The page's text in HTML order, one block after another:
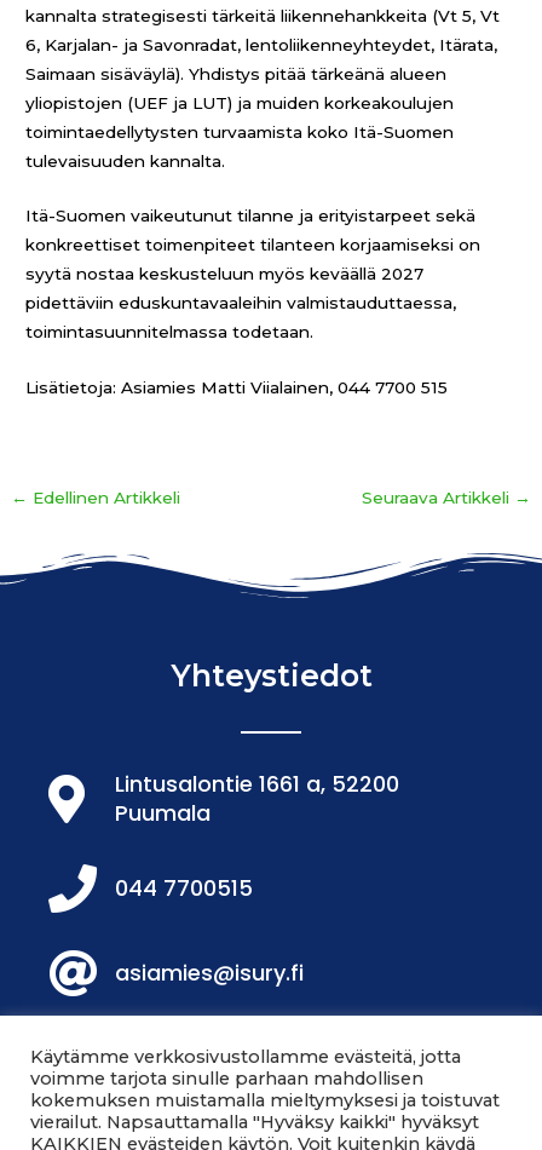
kannalta strategisesti tärkeitä liikennehankkeita (Vt 5, Vt
6, Karjalan- ja Savonradat, lentoliikenneyhteydet, Itärata,
Saimaan sisäväylä). Yhdistys pitää tärkeänä alueen
yliopistojen (UEF ja LUT) ja muiden korkeakoulujen
toimintaedellytysten turvaamista koko Itä-Suomen
tulevaisuuden kannalta.
Itä-Suomen vaikeutunut tilanne ja erityistarpeet sekä
konkreettiset toimenpiteet tilanteen korjaamiseksi on
syytä nostaa keskusteluun myös keväällä 2027
pidettäviin eduskuntavaaleihin valmistauduttaessa,
toimintasuunnitelmassa todetaan.
Lisätietoja: Asiamies Matti Viialainen, 044 7700 515
← Edellinen Artikkeli Seuraava Artikkeli →
Yhteystiedot
Lintusalontie 1661 a, 52200
Puumala
044 7700515
asiamies@isury.fi
Löydät meidät Facebookista!
Löydät meidät myös
Käytämme verkkosivustollamme evästeitä, jotta
voimme tarjota sinulle parhaan mahdollisen
kokemuksen muistamalla mieltymyksesi ja toistuvat
vierailut. Napsauttamalla "Hyväksy kaikki" hyväksyt
KAIKKIEN evästeiden käytön. Voit kuitenkin käydä